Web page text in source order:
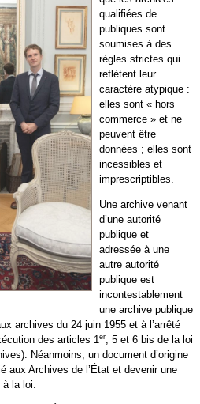
qualifiées de
publiques sont
soumises à des
règles strictes qui
reflètent leur
caractère atypique :
elles sont « hors
commerce » et ne
peuvent être
données ; elles sont
incessibles et
imprescriptibles.
Une archive venant
d’une autorité
publique et
adressée à une
autre autorité
publique est
incontestablement
une archive publique
archives du 24 juin 1955 et à l’arrêté
des articles 1 er, 5 et 6 bis de la loi
Néanmoins, un document d’origine
aux Archives de l’État et devenir une
la loi.